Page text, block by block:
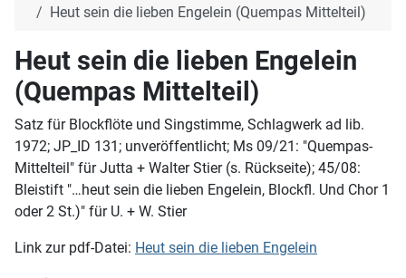
Heut sein die lieben Engelein (Quempas Mittelteil)
Heut sein die lieben Engelein
(Quempas Mittelteil)
Satz für Blockflöte und Singstimme, Schlagwerk ad lib.
1972; JP_ID 131; unveröffentlicht; Ms 09/21: "Quempas-
Mittelteil" für Jutta + Walter Stier (s. Rückseite); 45/08:
Bleistift "…heut sein die lieben Engelein, Blockfl. Und Chor 1
oder 2 St.)" für U. + W. Stier
Link zur pdf-Datei: Heut sein die lieben Engelein